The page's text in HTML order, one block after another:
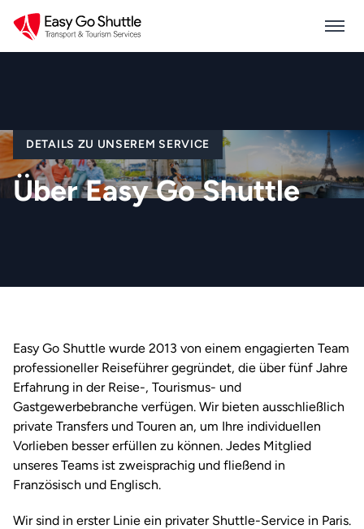
DETAILS ZU UNSEREM SERVICE
Über Easy Go Shuttle
Easy Go Shuttle wurde 2013 von einem engagierten Team
professioneller Reiseführer gegründet, die über fünf Jahre
Erfahrung in der Reise-, Tourismus- und
Gastgewerbebranche verfügen. Wir bieten ausschließlich
private Transfers und Touren an, um Ihre individuellen
Vorlieben besser erfüllen zu können. Jedes Mitglied
unseres Teams ist zweisprachig und fließend in
Französisch und Englisch.
Wir sind in erster Linie ein privater Shuttle-Service in Paris.